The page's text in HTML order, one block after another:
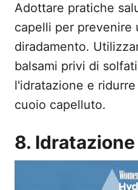
Adottare pratiche
capelli per prevenire
diradamento.
balsami privi di
l'idratazione e
cuoio capelluto.
8. Idratazione